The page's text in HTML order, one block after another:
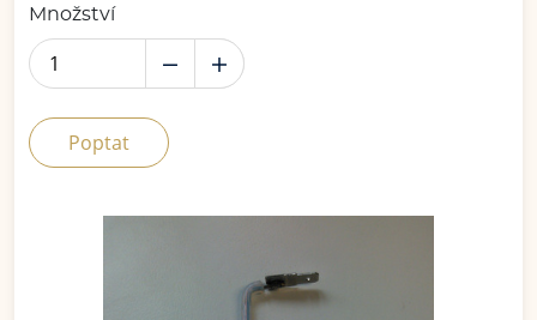
Množství
Poptat